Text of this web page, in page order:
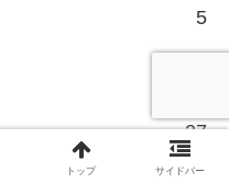
5
27
トップ サイドバー